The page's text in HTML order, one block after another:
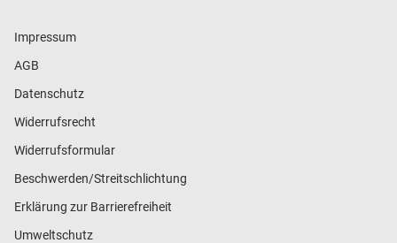
Impressum
AGB
Datenschutz
Widerrufsrecht
Widerrufsformular
Beschwerden/Streitschlichtung
Erklärung zur Barrierefreiheit
Umweltschutz